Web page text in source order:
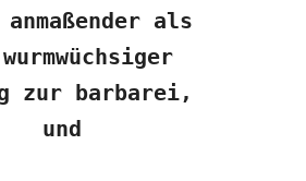
als
zur barbarei,
und